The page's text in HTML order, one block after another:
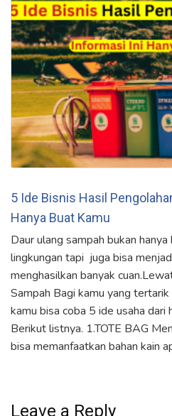
5 Ide Bisnis Hasil
Hanya Buat Kamu
Daur ulang sampah bukan
lingkungan tapi juga bisa
menghasilkan banyak
Sampah Bagi kamu yang
kamu bisa coba 5 ide usaha dari
Berikut listnya. 1.TOTE BAG
bisa memanfaatkan bahan kain
Leave a Reply